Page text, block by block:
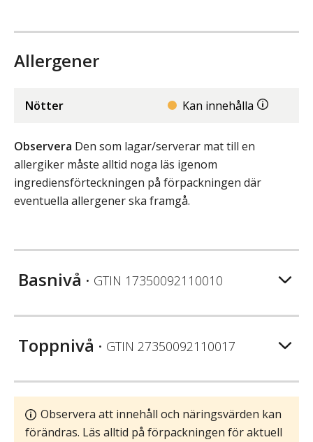
Allergener
Nötter Kan innehålla
Observera Den som lagar/serverar mat till en
allergiker måste alltid noga läs igenom
ingrediensförteckningen på förpackningen där
eventuella allergener ska framgå.
Basnivå • GTIN 17350092110010
Toppnivå • GTIN 27350092110017
Observera att innehåll och näringsvärden kan
förändras. Läs alltid på förpackningen för aktuell